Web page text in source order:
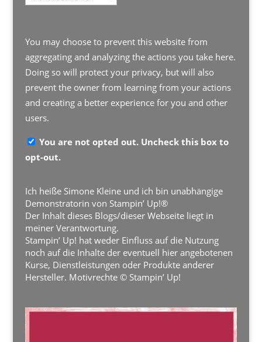
You may choose to prevent this website from
aggregating and analyzing the actions you take here.
Doing so will protect your privacy, but will also
prevent the owner from learning from your actions
and creating a better experience for you and other
users.
You are not opted out. Uncheck this box to
opt-out.
Ich heiße Simone Kleine und ich bin unabhängige
Demonstratorin von Stampin’ Up!®
Der Inhalt dieses Blogs/dieser Webseite liegt in
meiner Verantwortung.
Stampin’ Up! hat weder Einfluss auf die Nutzung
noch auf die Inhalte der eventuell hier angebotenen
Kurse, Dienstleistungen oder Produkte anderer
Hersteller. Motivrechte © Stampin’ Up!